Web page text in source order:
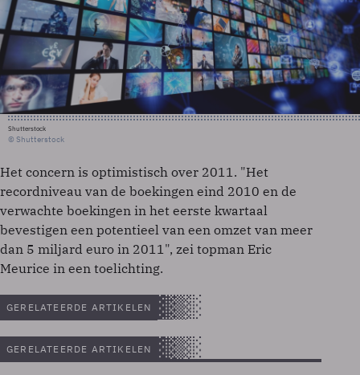
Shutterstock
© Shutterstock
Het concern is optimistisch over 2011. "Het
recordniveau van de boekingen eind 2010 en de
verwachte boekingen in het eerste kwartaal
bevestigen een potentieel van een omzet van meer
dan 5 miljard euro in 2011", zei topman Eric
Meurice in een toelichting.
GERELATEERDE ARTIKELEN
GERELATEERDE ARTIKELEN